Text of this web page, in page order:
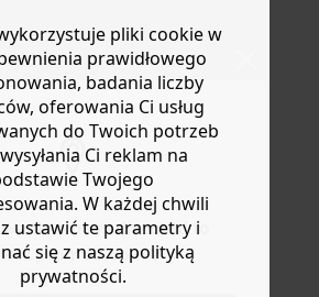
want to be redirected to
?
krój. Nie zapina się. Prosty dół.
dla kobiet jest wykonana
uprawianej bez pestycydów,
i GMO w celu zachowania
pliki cookie w
prawidłowego
badania liczby
oferowania Ci usług
do Twoich potrzeb
Ci reklam na
Twojego
W każdej chwili
ustawić te parametry i
się z naszą polityką
prywatności.